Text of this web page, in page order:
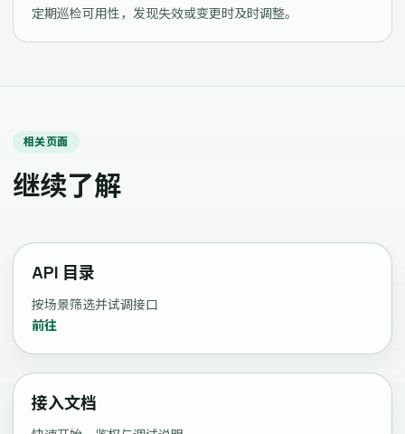
定期巡检可用性，发现失效或变更时及时调整。
相关页面
继续了解
API 目录
按场景筛选并试调接口
前往
接入文档